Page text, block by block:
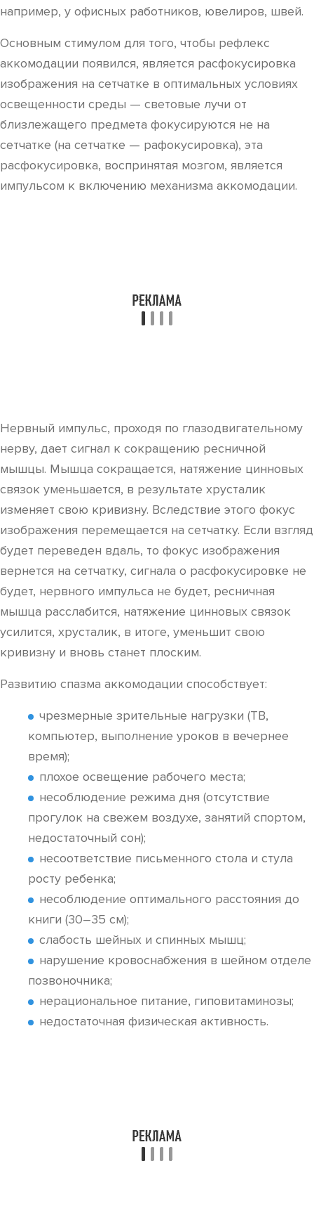
например, у офисных работников, ювелиров, швей.
Основным стимулом для того, чтобы рефлекс
аккомодации появился, является расфокусировка
изображения на сетчатке в оптимальных условиях
освещенности среды — световые лучи от
близлежащего предмета фокусируются не на
сетчатке (на сетчатке — рафокусировка), эта
расфокусировка, воспринятая мозгом, является
импульсом к включению механизма аккомодации.
Нервный импульс, проходя по глазодвигательному
нерву, дает сигнал к сокращению ресничной
мышцы. Мышца сокращается, натяжение цинновых
связок уменьшается, в результате хрусталик
изменяет свою кривизну. Вследствие этого фокус
изображения перемещается на сетчатку. Если взгляд
будет переведен вдаль, то фокус изображения
вернется на сетчатку, сигнала о расфокусировке не
будет, нервного импульса не будет, ресничная
мышца расслабится, натяжение цинновых связок
усилится, хрусталик, в итоге, уменьшит свою
кривизну и вновь станет плоским.
Развитию спазма аккомодации способствует:
чрезмерные зрительные нагрузки (ТВ,
компьютер, выполнение уроков в вечернее
время);
плохое освещение рабочего места;
несоблюдение режима дня (отсутствие
прогулок на свежем воздухе, занятий спортом,
недостаточный сон);
несоответствие письменного стола и стула
росту ребенка;
несоблюдение оптимального расстояния до
книги (30–35 см);
слабость шейных и спинных мышц;
нарушение кровоснабжения в шейном отделе
позвоночника;
нерациональное питание, гиповитаминозы;
недостаточная физическая активность.